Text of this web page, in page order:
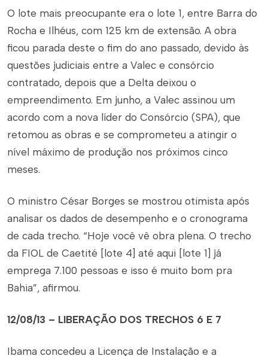
O lote mais preocupante era o lote 1, entre Barra do
Rocha e Ilhéus, com 125 km de extensão. A obra
ficou parada deste o fim do ano passado, devido às
questões judiciais entre a Valec e consórcio
contratado, depois que a Delta deixou o
empreendimento. Em junho, a Valec assinou um
acordo com a nova líder do Consórcio (SPA), que
retomou as obras e se comprometeu a atingir o
nível máximo de produção nos próximos cinco
meses.
O ministro César Borges se mostrou otimista após
analisar os dados de desempenho e o cronograma
de cada trecho. “Hoje você vê obra plena. O trecho
da FIOL de Caetité [lote 4] até aqui [lote 1] já
emprega 7.100 pessoas e isso é muito bom pra
Bahia”, afirmou.
12/08/13 – LIBERAÇÃO DOS TRECHOS 6 E 7
Ibama concedeu a Licença de Instalação e a